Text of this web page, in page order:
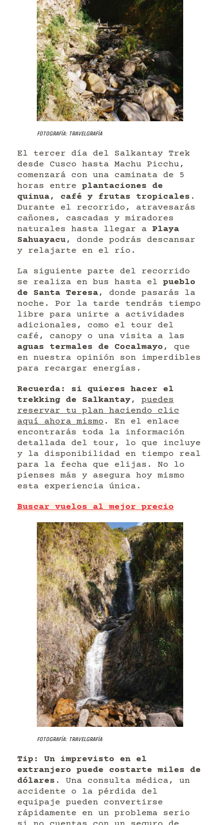
Fotografía: Travelgrafía
El tercer día del Salkantay Trek
desde Cusco hasta Machu Picchu,
comenzará con una caminata de 5
horas entre plantaciones de
quinua, café y frutas tropicales .
Durante el recorrido, atravesarás
cañones, cascadas y miradores
naturales hasta llegar a Playa
Sahuayacu, donde podrás descansar
y relajarte en el río.
La siguiente parte del recorrido
se realiza en bus hasta el pueblo
de Santa Teresa, donde pasarás la
noche. Por la tarde tendrás tiempo
libre para unirte a actividades
adicionales, como el tour del
café, canopy o una visita a las
aguas termales de Cocalmayo , que
en nuestra opinión son imperdibles
para recargar energías.
Recuerda: si quieres hacer el
trekking de Salkantay, puedes
reservar tu plan haciendo clic
aquí ahora mismo . En el enlace
encontrarás toda la información
detallada del tour, lo que incluye
y la disponibilidad en tiempo real
para la fecha que elijas. No lo
pienses más y asegura hoy mismo
esta experiencia única.
Buscar vuelos al mejor precio
Fotografía: Travelgrafía
Tip: Un imprevisto en el
extranjero puede costarte miles de
dólares . Una consulta médica, un
accidente o la pérdida del
equipaje pueden convertirse
rápidamente en un problema serio